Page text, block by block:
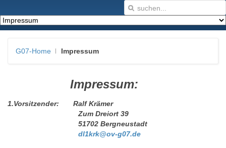
G07-Home Impressum
Impressum:
1.Vorsitzender: Ralf Krämer
Zum Dreiort 39
51702 Bergneustadt
dl1krk@ov-g07.de